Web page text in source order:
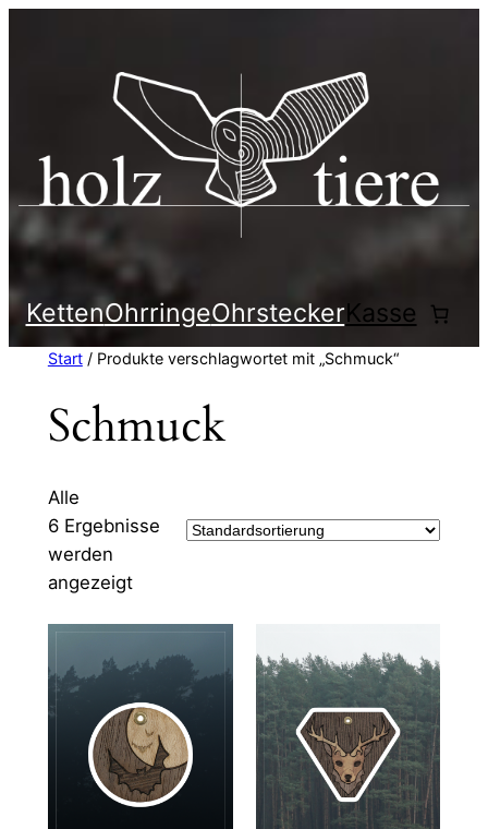
KettenOhrringeOhrsteckerKasse
Start/ Produkte verschlagwortet mit „Schmuck“
Schmuck
Alle
6 Ergebnisse
werden
angezeigt